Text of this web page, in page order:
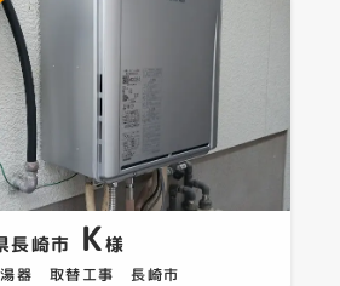
長崎市 K様
湯器 取替工事 長崎市